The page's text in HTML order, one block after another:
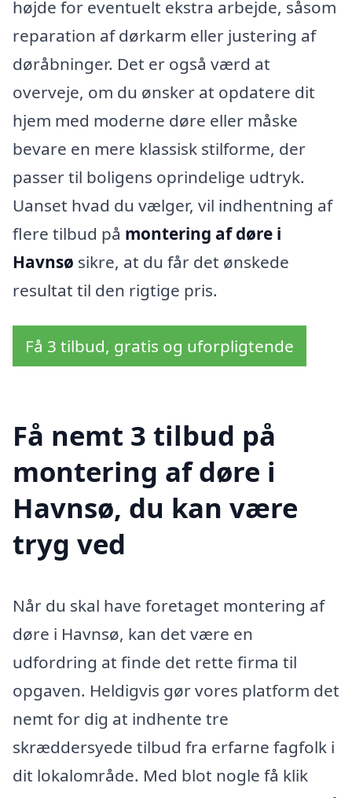
højde for eventuelt ekstra arbejde, såsom
reparation af dørkarm eller justering af
døråbninger. Det er også værd at
overveje, om du ønsker at opdatere dit
hjem med moderne døre eller måske
bevare en mere klassisk stilforme, der
passer til boligens oprindelige udtryk.
Uanset hvad du vælger, vil indhentning af
flere tilbud på montering af døre i
Havnsø sikre, at du får det ønskede
resultat til den rigtige pris.
Få 3 tilbud, gratis og uforpligtende
Få nemt 3 tilbud på
montering af døre i
Havnsø, du kan være
tryg ved
Når du skal have foretaget montering af
døre i Havnsø, kan det være en
udfordring at finde det rette firma til
opgaven. Heldigvis gør vores platform det
nemt for dig at indhente tre
skræddersyede tilbud fra erfarne fagfolk i
dit lokalområde. Med blot nogle få klik